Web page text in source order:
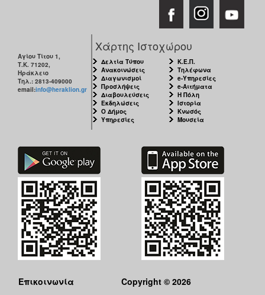
Αγίου Τίτου 1,
Τ.Κ. 71202,
Ηράκλειο
Τηλ.: 2813-409000
email:info@heraklion.gr
Χάρτης Ιστοχώρου
Δελτία Τύπου
Ανακοινώσεις
Διαγωνισμοί
Προσλήψεις
Διαβουλεύσεις
Εκδηλώσεις
Ο Δήμος
Υπηρεσίες
Κ.Ε.Π.
Τηλέφωνα
e-Υπηρεσίες
e-Αιτήματα
Η Πόλη
Ιστορία
Κνωσός
Μουσεία
Επικοινωνία Copyright © 2026